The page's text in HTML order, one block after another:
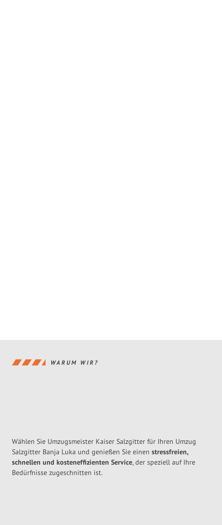
WARUM WIR?
Wählen Sie Umzugsmeister Kaiser Salzgitter für Ihren Umzug
Salzgitter Banja Luka und genießen Sie einen stressfreien,
schnellen und kosteneffizienten Service, der speziell auf Ihre
Bedürfnisse zugeschnitten ist.